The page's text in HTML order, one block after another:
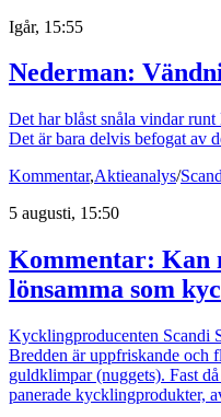
Igår, 15:55
Nederman:
Det har blåst snåla vindar runt
Det är bara delvis befogat av
Kommentar,Aktieanalys/
5 augusti, 15:50
Kommentar: Kan
lönsamma som
Kycklingproducenten Scandi
Bredden är uppfriskande och
guldklimpar (nuggets). Fast
panerade kycklingprodukter,